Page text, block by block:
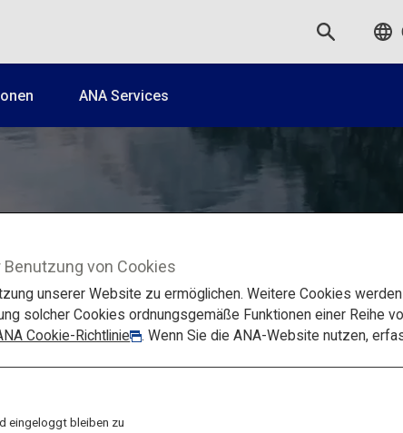
ANA Services
der Natur in Toyama
Winterausflug
von Cookies
unserer Website zu ermöglichen. Weitere Cookies
solcher Cookies ordnungsgemäße Funktionen einer Reihe
Cookie-Richtlinie
. Wenn Sie die ANA-Website nutzen,
eingeloggt bleiben zu